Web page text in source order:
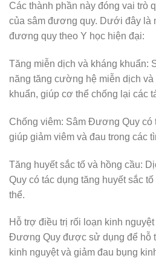
Các thành phần này đóng vai trò
của sâm đương quy. Dưới đây là
đương quy theo Y học hiện đại:
Tăng miễn dịch và kháng khuẩn:
năng tăng cường hệ miễn dịch và
khuẩn, giúp cơ thể chống lại các
Chống viêm: Sâm Đương Quy có
giúp giảm viêm và đau trong các
Tăng huyết sắc tố và hồng cầu:
Quy có tác dụng tăng huyết sắc
thể.
Hỗ trợ điều trị rối loạn kinh
Đương Quy được sử dụng để hỗ
kinh nguyệt và giảm đau bụng